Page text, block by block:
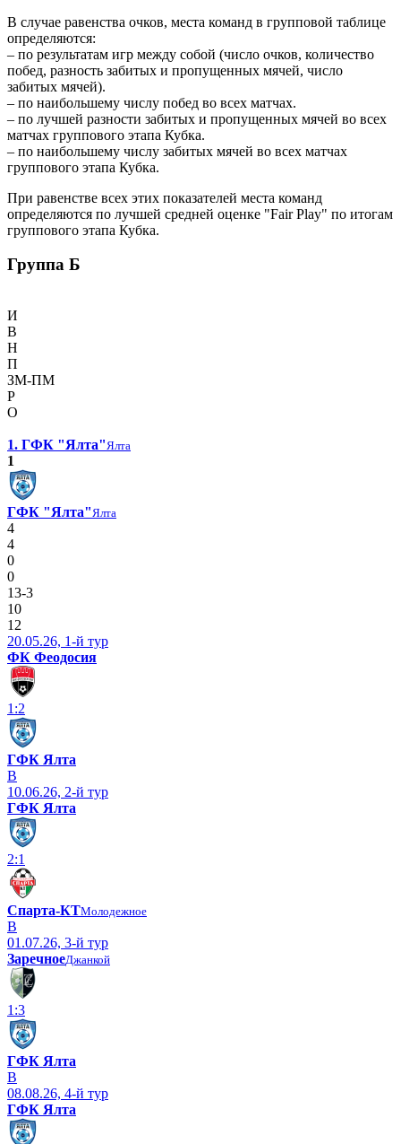
В случае равенства очков, места команд в групповой таблице
определяются:
– по результатам игр между собой (число очков, количество
побед, разность забитых и пропущенных мячей, число
забитых мячей).
– по наибольшему числу побед во всех матчах.
– по лучшей разности забитых и пропущенных мячей во всех
матчах группового этапа Кубка.
– по наибольшему числу забитых мячей во всех матчах
группового этапа Кубка.
При равенстве всех этих показателей места команд
определяются по лучшей средней оценке "Fair Play" по итогам
группового этапа Кубка.
Группа Б
И
В
Н
П
ЗМ-ПМ
Р
О
1. ГФК "Ялта"Ялта
1
ГФК "Ялта"Ялта
4
4
0
0
13-3
10
12
20.05.26, 1-й тур
ФК Феодосия
1:2
ГФК Ялта
В
10.06.26, 2-й тур
ГФК Ялта
2:1
Спарта-КТМолодежное
В
01.07.26, 3-й тур
ЗаречноеДжанкой
1:3
ГФК Ялта
В
08.08.26, 4-й тур
ГФК Ялта